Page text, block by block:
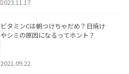
2023.11.17
ビタミンCは朝つけちゃだめ？日焼け
やシミの原因になるってホント？
2021.09.22